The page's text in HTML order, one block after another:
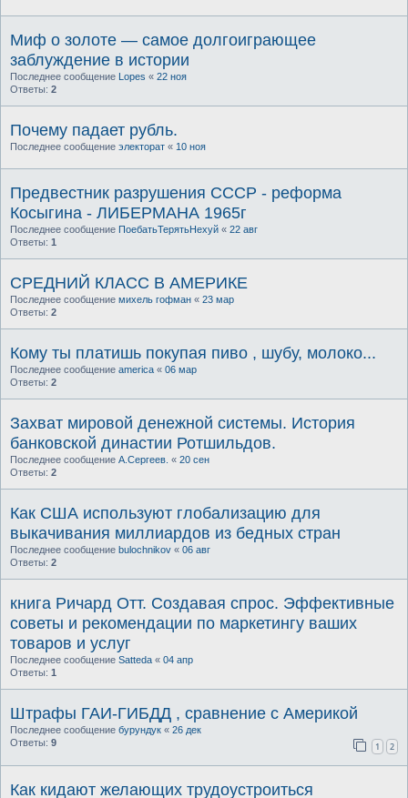
Миф о золоте — самое долгоиграющее
заблуждение в истории
Последнее сообщение Lopes « 22 ноя
Ответы: 2
Почему падает рубль.
Последнее сообщение электорат « 10 ноя
Предвестник разрушения СССР - реформа
Косыгина - ЛИБЕРМАНА 1965г
Последнее сообщение ПоебатьТерятьНехуй « 22 авг
Ответы: 1
СРЕДНИЙ КЛАСС В АМЕРИКЕ
Последнее сообщение михель гофман « 23 мар
Ответы: 2
Кому ты платишь покупая пиво , шубу, молоко...
Последнее сообщение america « 06 мар
Ответы: 2
Захват мировой денежной системы. История
банковской династии Ротшильдов.
Последнее сообщение А.Сергеев. « 20 сен
Ответы: 2
Как США используют глобализацию для
выкачивания миллиардов из бедных стран
Последнее сообщение bulochnikov « 06 авг
Ответы: 2
книга Ричард Отт. Создавая спрос. Эффективные
советы и рекомендации по маркетингу ваших
товаров и услуг
Последнее сообщение Satteda « 04 апр
Ответы: 1
Штрафы ГАИ-ГИБДД , сравнение с Америкой
Последнее сообщение бурундук « 26 дек
Ответы: 9 1 2
Как кидают желающих трудоустроиться